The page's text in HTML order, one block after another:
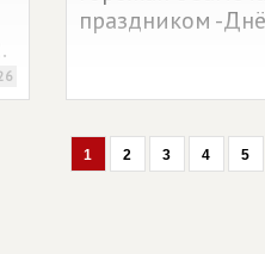
праздником -
1 2 3 4 5